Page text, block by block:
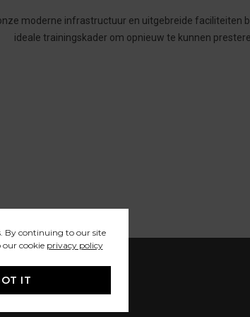
moderne infrastructuur en uitgebreide faciliteiten
ideale trainingskader om opnieuw te kunnen
29/c2, 2110 Wijnegem
By continuing to our site
our cookie privacy policy
IT